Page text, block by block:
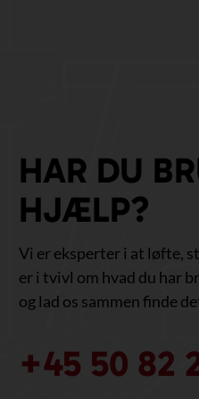
HAR DU
HJÆLP?
Vi er eksperter i at løfte,
er i tvivl om hvad du har
og lad os sammen finde
+45 50 82